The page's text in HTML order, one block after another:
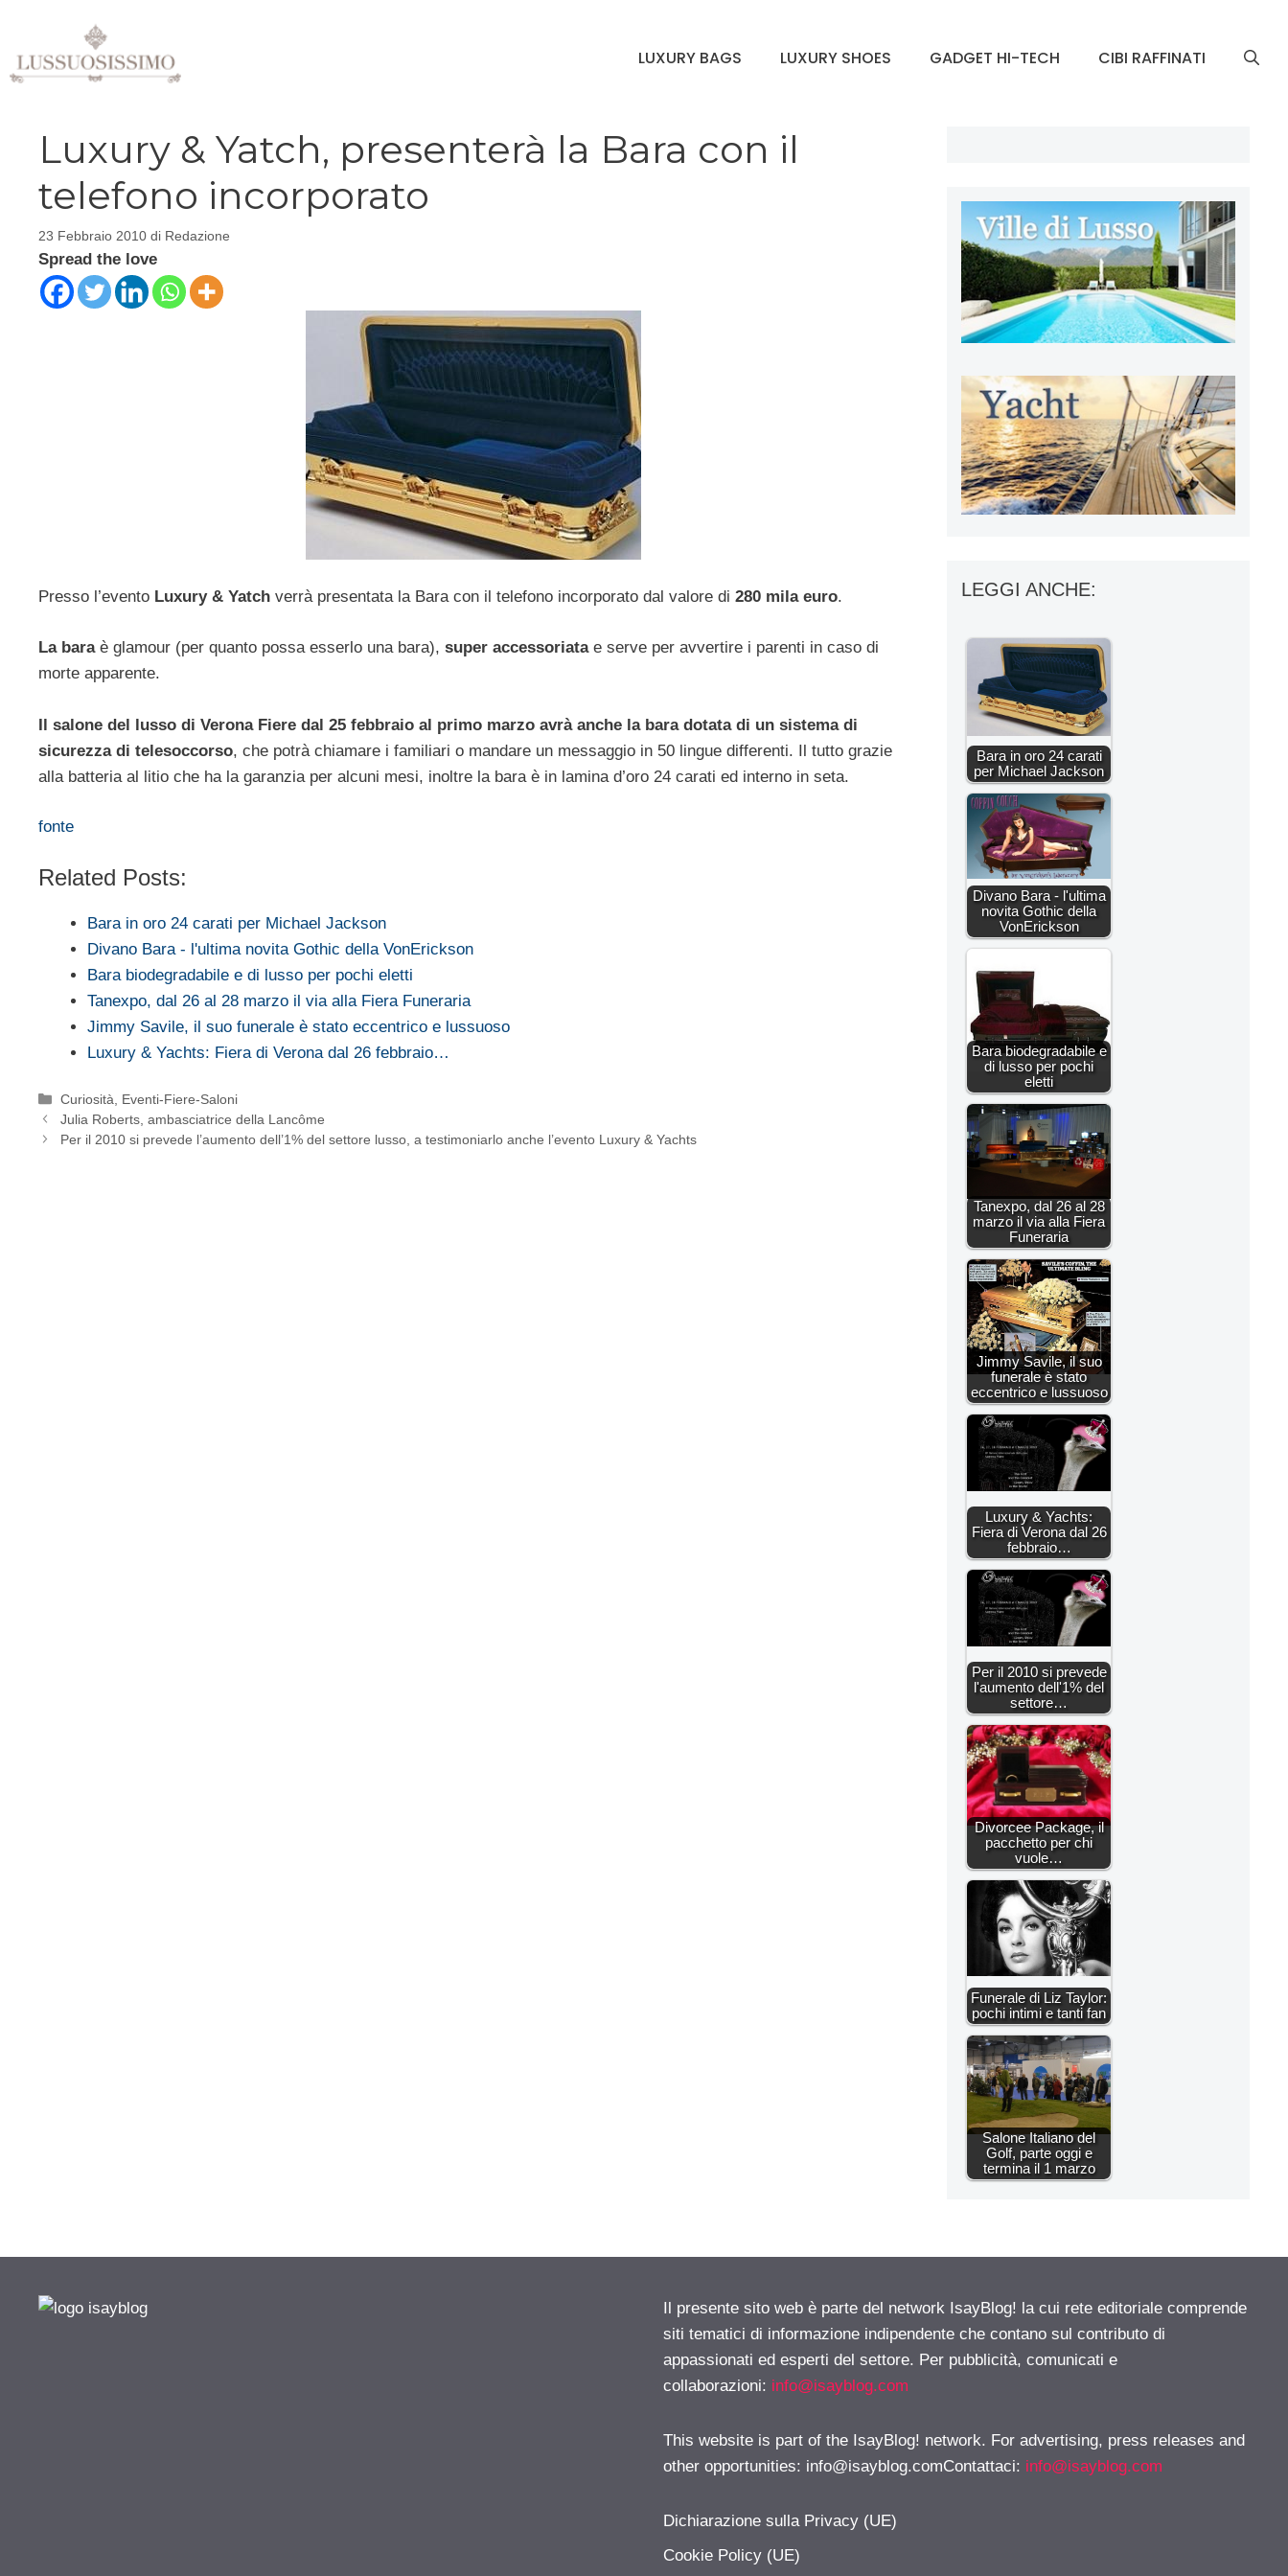
contenuto
LUXURY BAGS LUXURY SHOES GADGET HI-TECH CIBI RAFFINATI
Luxury & Yatch, presenterà la Bara con il
telefono incorporato
23 Febbraio 2010 di Redazione
Spread the love
Presso l’evento Luxury & Yatch verrà presentata la Bara con il telefono incorporato dal valore di 280 mila euro.
La baraè glamour (per quanto possa esserlo una bara), super accessoriata e serve per avvertire i parenti in caso di
morte apparente.
Il salone del lusso di Verona Fiere dal 25 febbraio al primo marzo avrà anche la bara dotata di un sistema di
sicurezza di telesoccorso, che potrà chiamare i familiari o mandare un messaggio in 50 lingue differenti. Il tutto grazie
alla batteria al litio che ha la garanzia per alcuni mesi, inoltre la bara è in lamina d’oro 24 carati ed interno in seta.
fonte
Related Posts:
Bara in oro 24 carati per Michael Jackson
Divano Bara - l'ultima novita Gothic della VonErickson
Bara biodegradabile e di lusso per pochi eletti
Tanexpo, dal 26 al 28 marzo il via alla Fiera Funeraria
Jimmy Savile, il suo funerale è stato eccentrico e lussuoso
Luxury & Yachts: Fiera di Verona dal 26 febbraio…
Categorie
Curiosità
Eventi-Fiere-Saloni
Julia Roberts, ambasciatrice della Lancôme
Per il 2010 si prevede l’aumento dell’1% del settore lusso, a testimoniarlo anche l’evento Luxury & Yachts
LEGGI ANCHE:
Bara in oro 24 carati
per Michael Jackson
Divano Bara - l'ultima
novita Gothic della
VonErickson
Bara biodegradabile e
di lusso per pochi
eletti
Tanexpo, dal 26 al 28
marzo il via alla Fiera
Funeraria
Jimmy Savile, il suo
funerale è stato
eccentrico e lussuoso
Luxury & Yachts:
Fiera di Verona dal 26
febbraio…
Per il 2010 si prevede
l'aumento dell'1% del
settore…
Divorcee Package, il
pacchetto per chi
vuole…
Funerale di Liz Taylor:
pochi intimi e tanti fan
Salone Italiano del
Golf, parte oggi e
termina il 1 marzo
Il presente sito web è parte del network IsayBlog! la cui rete editoriale comprende
siti tematici di informazione indipendente che contano sul contributo di
appassionati ed esperti del settore. Per pubblicità, comunicati e
collaborazioni: info@isayblog.com
This website is part of the IsayBlog! network. For advertising, press releases and
other opportunities: info@isayblog.comContattaci: info@isayblog.com
Dichiarazione sulla Privacy (UE)
Cookie Policy (UE)